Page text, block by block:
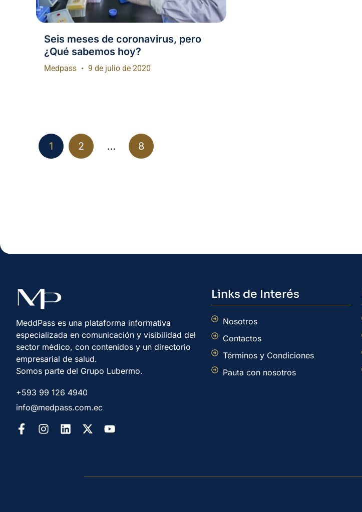
Seis meses de coronavirus, pero
¿Qué sabemos hoy?
Medpass 9 de julio de 2020
1 2 … 8
MeddPass es una plataforma informativa
especializada en comunicación y visibilidad del
sector médico, con contenidos y un directorio
empresarial de salud.
Somos parte del Grupo Lubermo.
+593 99 126 4940
info@medpass.com.ec
Links de Interés
Nosotros
Contactos
Términos y Condiciones
Pauta con nosotros